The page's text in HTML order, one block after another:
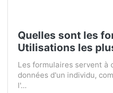
Quelles sont les
Utilisations les
Les formulaires servent à
données d'un individu,
l'...